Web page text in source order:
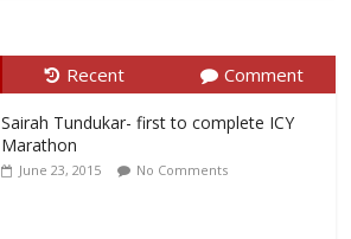
Recent Comment
Sairah Tundukar- first to complete ICY
Marathon
June 23, 2015 No Comments